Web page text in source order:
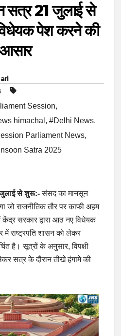
सत्र 21 जुलाई से
पेश करने की
Session,
himachal , #Delhi News,
Parliament News,
Satra 2025
से शुरू:-संसद का मानसून
जो राजनीतिक तौर पर काफी अहम
सरकार द्वारा आठ नए विधेयक
में राष्ट्रपति शासन को लेकर
है। सूत्रों के अनुसार, विपक्षी
सत्र के दौरान तीखे हंगामे की